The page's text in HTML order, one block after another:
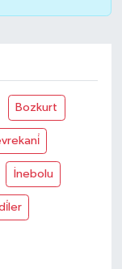
Bozkurt
İnebolu